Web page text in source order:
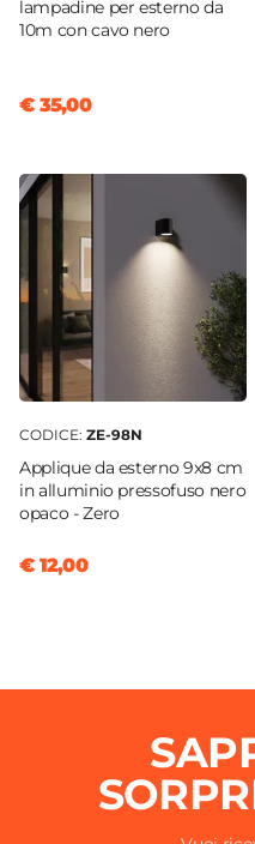
lampadine per esterno da
10m con cavo nero
€ 35,00
CODICE: ZE-98N
Applique da esterno 9x8 cm
in alluminio pressofuso nero
opaco - Zero
€ 12,00